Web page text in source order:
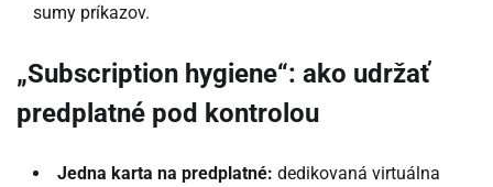
sumy príkazov.
„Subscription hygiene“: ako udržať
predplatné pod kontrolou
Jedna karta na predplatné: dedikovaná virtuálna